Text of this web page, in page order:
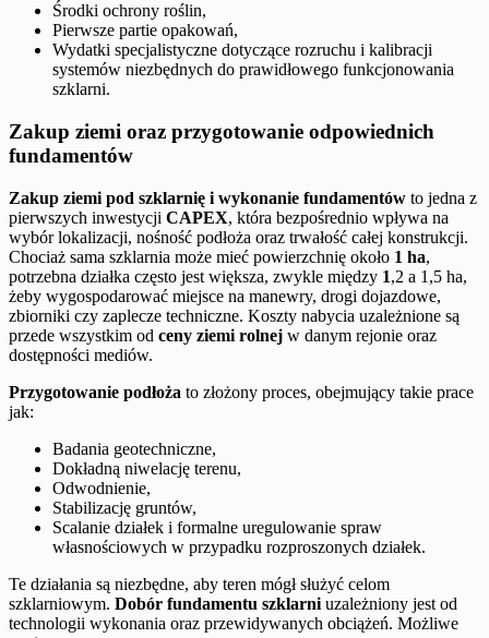
Środki ochrony roślin,
Pierwsze partie opakowań,
Wydatki specjalistyczne dotyczące rozruchu i kalibracji
systemów niezbędnych do prawidłowego funkcjonowania
szklarni.
Zakup ziemi oraz przygotowanie odpowiednich
fundamentów
Zakup ziemi pod szklarnię i wykonanie fundamentów to jedna z
pierwszych inwestycji CAPEX, która bezpośrednio wpływa na
wybór lokalizacji, nośność podłoża oraz trwałość całej konstrukcji.
Chociaż sama szklarnia może mieć powierzchnię około 1 ha,
potrzebna działka często jest większa, zwykle między 1,2 a 1,5 ha,
żeby wygospodarować miejsce na manewry, drogi dojazdowe,
zbiorniki czy zaplecze techniczne. Koszty nabycia uzależnione są
przede wszystkim od ceny ziemi rolnej w danym rejonie oraz
dostępności mediów.
Przygotowanie podłoża to złożony proces, obejmujący takie prace
jak:
Badania geotechniczne,
Dokładną niwelację terenu,
Odwodnienie,
Stabilizację gruntów,
Scalanie działek i formalne uregulowanie spraw
własnościowych w przypadku rozproszonych działek.
Te działania są niezbędne, aby teren mógł służyć celom
szklarniowym. Dobór fundamentu szklarni uzależniony jest od
technologii wykonania oraz przewidywanych obciążeń. Możliwe